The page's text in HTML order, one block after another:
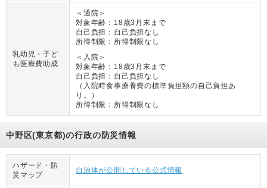
乳幼児・子ど
も医療費助成
＜通院＞
対象年齢： 18歳3月末まで
自己負担： 自己負担なし
所得制限： 所得制限なし
＜入院＞
対象年齢： 18歳3月末まで
自己負担： 自己負担なし
（ 入院時食事療養費の標準負担額の自己負担あ
り。
）
所得制限： 所得制限なし
中野区(東京都)の行政の防災情報
ハザード・防
災マップ
自治体が公開している公式情報